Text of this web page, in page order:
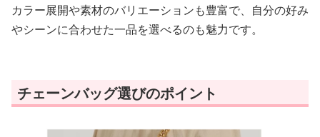
カラー展開や素材のバリエーションも豊富で、自分の好み
やシーンに合わせた一品を選べるのも魅力です。
チェーンバッグ選びのポイント